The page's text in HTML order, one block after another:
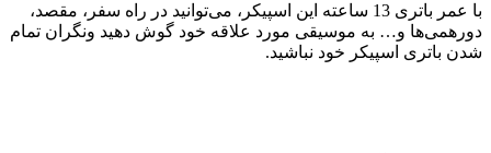
با عمر باتری 13 ساعته این اسپیکر، می‌توانید در راه سفر، مقصد،
دورهمی‌ها و… به موسیقی مورد علاقه خود گوش دهید ونگران تمام
شدن باتری اسپیکر خود نباشید.